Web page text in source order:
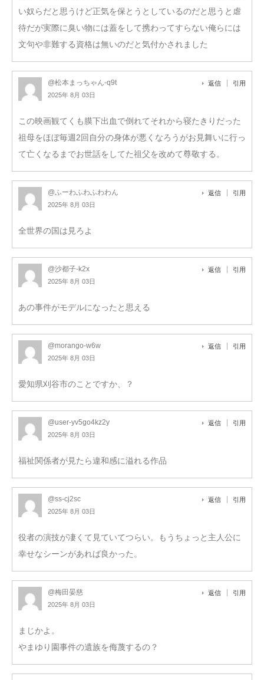
い奴らだと思うけど正気を保とうとしているのだと思うと虐
待だが実際に臭い物には蓋をして携わってすらない俺らには
文句や非難する資格は無いのだと気付かされました
@松本まっちゃん-q9t
2025年 8月 03日
返信 引用
この映画観てくも膜下出血で倒れてそれから寝たきりだった
祖母をほぼ毎週2回自分の身体が悪くなろうがお見舞いに行っ
て亡くなるまでお世話をしてた祖父を改めて尊敬する。
@ふーわふわふわわん
2025年 8月 03日
返信 引用
全世界の国は見ろよ
@沙都子-k2x
2025年 8月 03日
返信 引用
あの事件がモデルになったと思える
@morango-w6w
2025年 8月 03日
返信 引用
愛知県刈谷市のことですか、？
@user-yv5go4kz2y
2025年 8月 03日
返信 引用
福祉関係者が見たら違和感に溢れる作品
@ss-cj2sc
2025年 8月 03日
返信 引用
役者の演技が凄くて見ていてつらい。もうちょっと主人公に
幸せなシーンがあれば良かった。
@梅田晏慈
2025年 8月 03日
返信 引用
まじかよ。
やまゆり園事件の遺族を侮蔑するの？